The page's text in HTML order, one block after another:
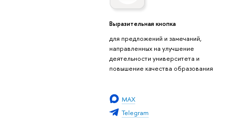
Выразительная кнопка
для предложений и замечаний,
направленных на улучшение
деятельности университета и
повышение качества образования
MAX
Telegram